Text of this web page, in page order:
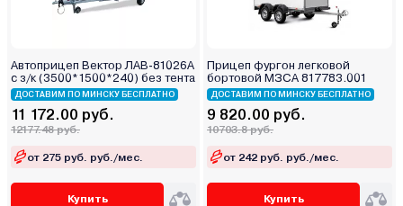
Автоприцеп Вектор ЛАВ-81026А
с з/к (3500*1500*240) без тента
ДОСТАВИМ ПО МИНСКУ БЕСПЛАТНО
11 172.00 руб.
12177.48 руб.
от 275 руб. руб./мес.
Купить
Прицеп фургон легковой
бортовой МЗСА 817783.001
ДОСТАВИМ ПО МИНСКУ БЕСПЛАТНО
9 820.00 руб.
10703.8 руб.
от 242 руб. руб./мес.
Купить